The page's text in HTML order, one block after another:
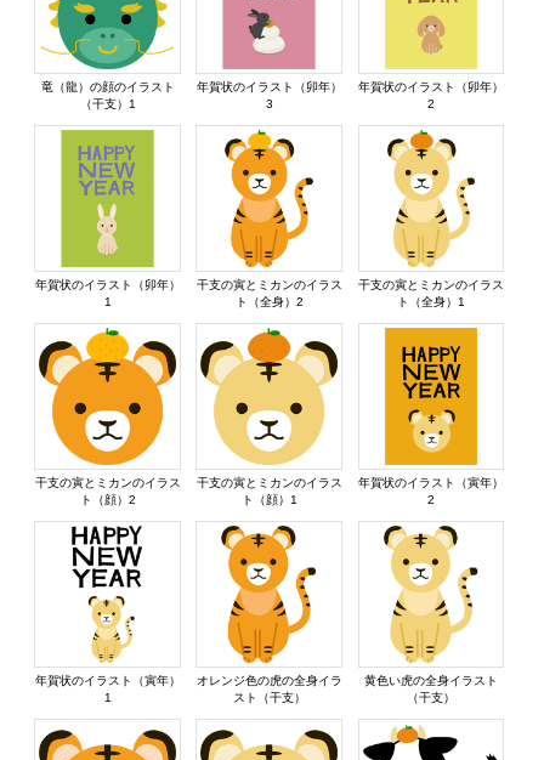
竜（龍）の顔のイラスト
（干支）1
年賀状のイラスト（卯年）
3
年賀状のイラスト（卯年）
2
年賀状のイラスト（卯年）
1
干支の寅とミカンのイラス
ト（全身）2
干支の寅とミカンのイラス
ト（全身）1
干支の寅とミカンのイラス
ト（顔）2
干支の寅とミカンのイラス
ト（顔）1
年賀状のイラスト（寅年）
2
年賀状のイラスト（寅年）
1
オレンジ色の虎の全身イラ
スト（干支）
黄色い虎の全身イラスト
（干支）